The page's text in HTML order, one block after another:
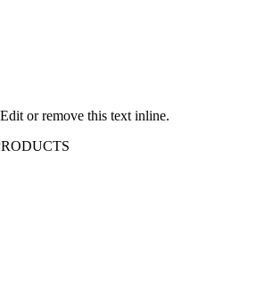
or remove this text inline.